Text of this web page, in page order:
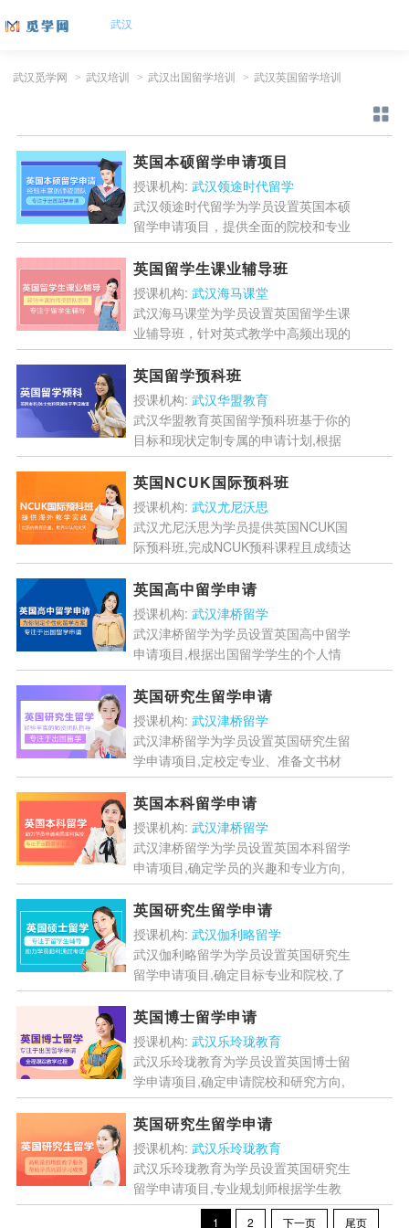
武汉
武汉觅学网 > 武汉培训 > 武汉出国留学培训 > 武汉英国留学培训
英国本硕留学申请项目
授课机构: 武汉领途时代留学
武汉领途时代留学为学员设置英国本硕
留学申请项目，提供全面的院校和专业
信息，帮助学员筛选出最适合自己的申
请目标，提供全方位的指导与帮助，专
业文案团队量身打造个人陈...
英国留学生课业辅导班
授课机构: 武汉海马课堂
武汉海马课堂为学员设置英国留学生课
业辅导班，针对英式教学中高频出现的
抽象理论、跨学科融合知识点等难点，
通过案例拆解、逻辑推导等方式深度解
析，同步标注考试与作业中...
英国留学预科班
授课机构: 武汉华盟教育
武汉华盟教育英国留学预科班基于你的
目标和现状定制专属的申请计划,根据
学生专业和具体要求为学生合理选择申
请院校,挖掘学生亮点整合材料,根据学
生特点展示风采,面试辅...
英国NCUK国际预科班
授课机构: 武汉尤尼沃思
武汉尤尼沃思为学员提供英国NCUK国
际预科班,完成NCUK预科课程且成绩达
标的学生通常将获得至少一所联盟院校
录取,大大降低申请大学的风险,提高升
学成功度,同时,...[详情]
英国高中留学申请
授课机构: 武汉津桥留学
武汉津桥留学为学员设置英国高中留学
申请项目,根据出国留学学生的个人情
况选择相应的学校,在学校开放日走访
学校,建议尽早递交申请,递交签证材料,
获得学生签证,助力学...[详情]
英国研究生留学申请
授课机构: 武汉津桥留学
武汉津桥留学为学员设置英国研究生留
学申请项目,定校定专业、准备文书材
料、开具各类证明、递交申请,同步准
备雅思,提供满足录取通知书的材料,如
雅思、学术材料等,换取...
英国本科留学申请
授课机构: 武汉津桥留学
武汉津桥留学为学员设置英国本科留学
申请项目,确定学员的兴趣和专业方向,
然后选择英国大学,收集GCSE成绩单、
推荐信、个人陈述等必要材料,了解各
大学的申请截止日期...[详情]
英国研究生留学申请
授课机构: 武汉伽利略留学
武汉伽利略留学为学员设置英国研究生
留学申请项目,确定目标专业和院校,了
解申请要求,开始准备语言考试,取得合
格的语言成绩,准备申请材料,涵盖个人
陈述、推荐信、简历...[详情]
英国博士留学申请
授课机构: 武汉乐玲珑教育
武汉乐玲珑教育为学员设置英国博士留
学申请项目,确定申请院校和研究方向,
完成标准化考试、优化学术背景并准备
申请材料,进行导师套磁、参加面试和
网络申请,帮助学员顺利...[详情]
英国研究生留学申请
授课机构: 武汉乐玲珑教育
武汉乐玲珑教育为学员设置英国研究生
留学申请项目,专业规划师根据学生教
育背景、专业匹配度、语言成绩等,科
1 2 下一页 尾页